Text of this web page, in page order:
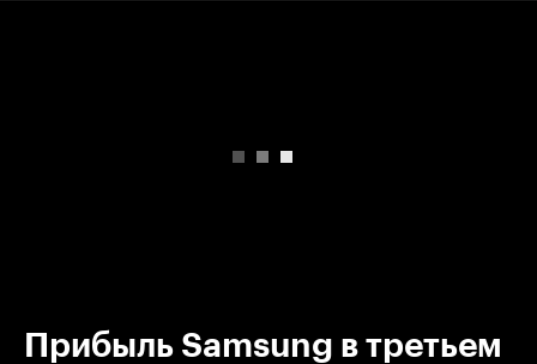
Прибыль Samsung в третьем